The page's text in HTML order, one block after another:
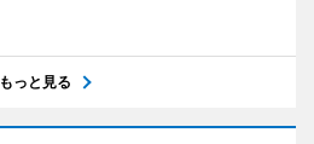
もっと見る